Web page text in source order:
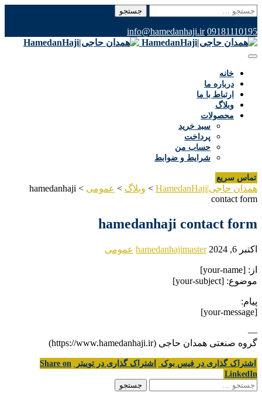
جستجو
09181110195
info@hamedanhaji.ir
خانه
درباره ما
ارتباط با ما
وبلاگ
محصولات
سبد خرید
پرداخت
حساب من
شرایط و ضوابط
تماس سریع
همدان حاجی|HamedanHaji > وبلاگ > عمومی >
hamedanhaji
contact form
hamedanhaji contact form
اکتبر 6, 2024 hamedanhajimaster عمومی
از: [your-name]
موضوع: [your-subject]
پیام:
[your-message]
—
گروه صنعتی همدان حاجی (https://www.hamedanhaji.ir)
اشتراک گذاری در فیس بوک اشتراک گذاری در توییتر
Share on
LinkedIn
جستجو